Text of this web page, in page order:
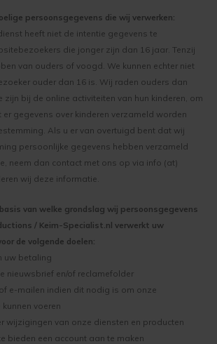
ME
persoonsgegevens die wij verwerken:
heeft niet de intentie gegevens te
die jonger zijn dan 16 jaar. Tenzij
van ouders of voogd. We kunnen echter niet
ouder dan 16 is. Wij raden ouders dan
zijn bij de online activiteiten van hun kinderen, om
gegevens over kinderen verzameld worden
Als u er van overtuigd bent dat wij
persoonlijke gegevens hebben verzameld
neem dan contact met ons op via info (at)
wij deze informatie.
van welke grondslag wij persoonsgegevens
/ Keim-Specialist.nl verwerkt uw
de volgende doelen:
uw betaling
nieuwsbrief en/of reclamefolder
e-mailen indien dit nodig is om onze
voeren
wijzigingen van onze diensten en producten
bieden een account aan te maken